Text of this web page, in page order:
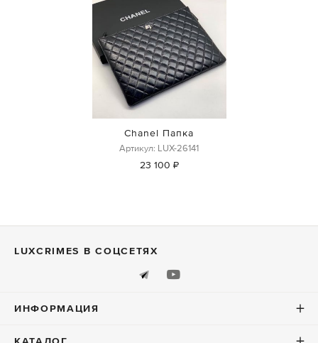
Chanel Папка
Артикул: LUX-26141
23 100 ₽
LUXСRIMES В СОЦСЕТЯХ
ИНФОРМАЦИЯ
КАТАЛОГ